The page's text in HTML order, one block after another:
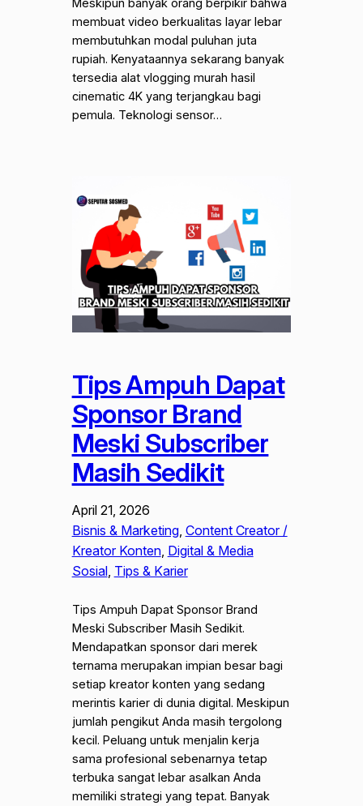
Meskipun banyak orang berpikir bahwa
membuat video berkualitas layar lebar
membutuhkan modal puluhan juta
rupiah. Kenyataannya sekarang banyak
tersedia alat vlogging murah hasil
cinematic 4K yang terjangkau bagi
pemula. Teknologi sensor…
Tips Ampuh Dapat
Sponsor Brand
Meski Subscriber
Masih Sedikit
April 21, 2026
Bisnis & Marketing, Content Creator /
Kreator Konten, Digital & Media
Sosial, Tips & Karier
Tips Ampuh Dapat Sponsor Brand
Meski Subscriber Masih Sedikit.
Mendapatkan sponsor dari merek
ternama merupakan impian besar bagi
setiap kreator konten yang sedang
merintis karier di dunia digital. Meskipun
jumlah pengikut Anda masih tergolong
kecil. Peluang untuk menjalin kerja
sama profesional sebenarnya tetap
terbuka sangat lebar asalkan Anda
memiliki strategi yang tepat. Banyak